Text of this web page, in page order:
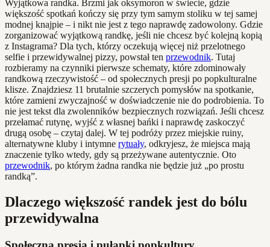
Wyjątkowa randka. Brzmi jak oksymoron w świecie, gdzie
większość spotkań kończy się przy tym samym stoliku w tej samej
modnej knajpie – i nikt nie jest z tego naprawdę zadowolony. Gdzie
zorganizować wyjątkową randkę, jeśli nie chcesz być kolejną kopią
z Instagrama? Dla tych, którzy oczekują więcej niż przelotnego
selfie i przewidywalnej pizzy, powstał ten przewodnik. Tutaj
rozbieramy na czynniki pierwsze schematy, które zdominowały
randkową rzeczywistość – od społecznych presji po popkulturalne
klisze. Znajdziesz 11 brutalnie szczerych pomysłów na spotkanie,
które zamieni zwyczajność w doświadczenie nie do podrobienia. To
nie jest tekst dla zwolenników bezpiecznych rozwiązań. Jeśli chcesz
przełamać rutynę, wyjść z własnej bańki i naprawdę zaskoczyć
drugą osobę – czytaj dalej. W tej podróży przez miejskie ruiny,
alternatywne kluby i intymne rytuały, odkryjesz, że miejsca mają
znaczenie tylko wtedy, gdy są przeżywane autentycznie. Oto
przewodnik, po którym żadna randka nie będzie już „po prostu
randką”.
Dlaczego większość randek jest do bólu
przewidywalna